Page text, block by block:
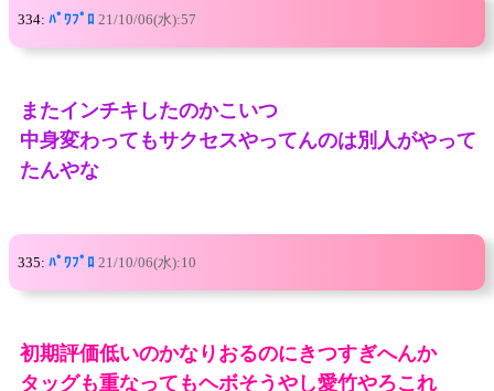
334: ﾊﾟﾜﾌﾟﾛ 21/10/06(水):57
またインチキしたのかこいつ
中身変わってもサクセスやってんのは別人がやって
たんやな
335: ﾊﾟﾜﾌﾟﾛ 21/10/06(水):10
初期評価低いのかなりおるのにきつすぎへんか
タッグも重なってもヘボそうやし愛竹やろこれ